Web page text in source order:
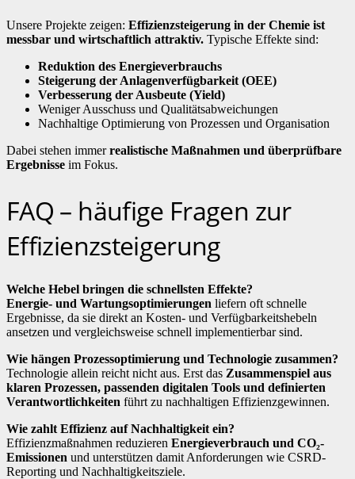
Unsere Projekte zeigen: Effizienzsteigerung in der Chemie ist
messbar und wirtschaftlich attraktiv. Typische Effekte sind:
Reduktion des Energieverbrauchs
Steigerung der Anlagenverfügbarkeit (OEE)
Verbesserung der Ausbeute (Yield)
Weniger Ausschuss und Qualitätsabweichungen
Nachhaltige Optimierung von Prozessen und Organisation
Dabei stehen immerrealistische Maßnahmen und überprüfbare
Ergebnisse im Fokus.
FAQ – häufige Fragen zur
Effizienzsteigerung
Welche Hebel bringen die schnellsten Effekte?
Energie- und Wartungsoptimierungen liefern oft schnelle
Ergebnisse, da sie direkt an Kosten- und Verfügbarkeitshebeln
ansetzen und vergleichsweise schnell implementierbar sind.
Wie hängen Prozessoptimierung und Technologie zusammen?
Technologie allein reicht nicht aus. Erst das Zusammenspiel aus
klaren Prozessen, passenden digitalen Tools und definierten
Verantwortlichkeiten führt zu nachhaltigen Effizienzgewinnen.
Wie zahlt Effizienz auf Nachhaltigkeit ein?
Effizienzmaßnahmen reduzieren Energieverbrauch und CO₂-
Emissionen und unterstützen damit Anforderungen wie CSRD-
Reporting und Nachhaltigkeitsziele.